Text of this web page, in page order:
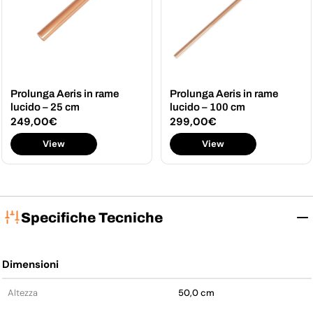
Prolunga Aeris in rame
lucido – 25 cm
Prezzo
normale
249,00€
View
Prolunga Aeris in rame
lucido – 100 cm
Prezzo
normale
299,00€
View
Specifiche Tecniche
Dimensioni
Altezza 50,0 cm